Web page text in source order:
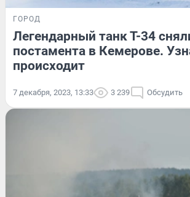
ГОРОД
Легендарный танк Т-34
постамента в Кемерове.
происходит
7 декабря, 2023, 13:33 3 239 Обсудить